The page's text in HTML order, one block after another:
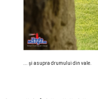
... şi asupra drumului din vale.